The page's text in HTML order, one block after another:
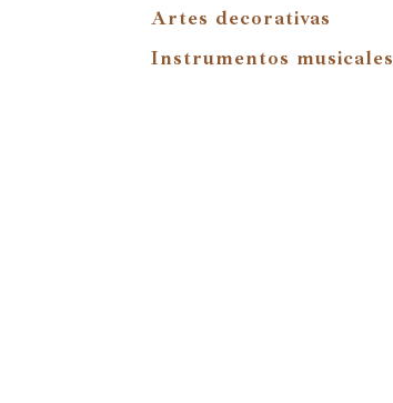
Artes decorativas
Instrumentos musicales